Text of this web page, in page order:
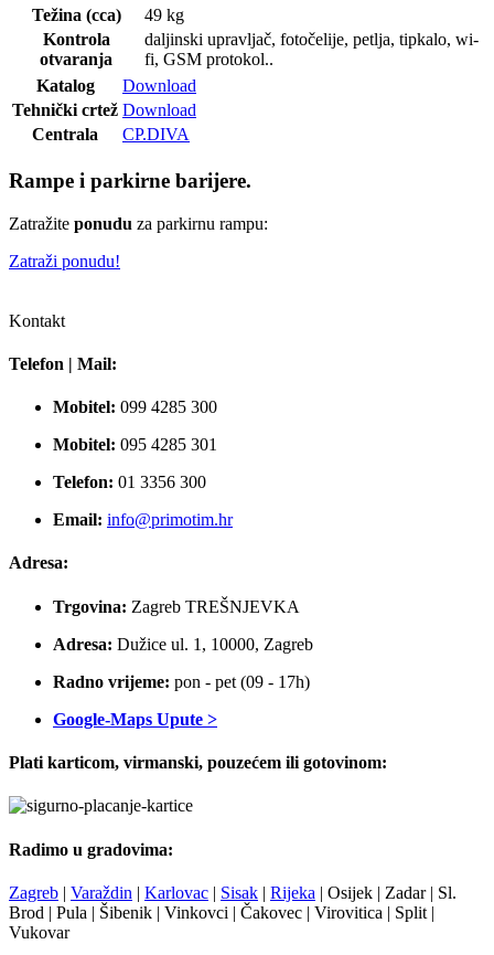
Težina (cca)
49 kg
Kontrola
otvaranja
daljinski upravljač, fotočelije, petlja, tipkalo, wi-
fi, GSM protokol..
Katalog
Download
Tehnički crtež Download
Centrala
CP.DIVA
Rampe i parkirne barijere.
Zatražite ponudu za parkirnu rampu:
Zatraži ponudu!
Kontakt
Telefon | Mail:
Mobitel: 099 4285 300
Mobitel: 095 4285 301
Telefon: 01 3356 300
Email: info@primotim.hr
Adresa:
Trgovina: Zagreb TREŠNJEVKA
Adresa: Dužice ul. 1, 10000, Zagreb
Radno vrijeme: pon - pet (09 - 17h)
Google-Maps Upute >
Plati karticom, virmanski, pouzećem ili gotovinom:
Radimo u gradovima:
Zagreb | Varaždin | Karlovac | Sisak | Rijeka | Osijek | Zadar | Sl.
Brod | Pula | Šibenik | Vinkovci | Čakovec | Virovitica | Split |
Vukovar